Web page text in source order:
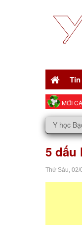
MỚI
Y học
5 dấu
Thứ Sáu, 02/